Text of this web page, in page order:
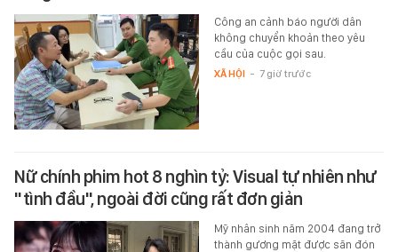
Công an cảnh báo người dân
không chuyển khoản theo yêu
cầu của cuộc gọi sau.
XÃ HỘI - 7 giờ trước
Nữ chính phim hot 8 nghìn tỷ: Visual tự nhiên như
"tình đầu", ngoài đời cũng rất đơn giản
Mỹ nhân sinh năm 2004 đang trở
thành gương mặt được săn đón